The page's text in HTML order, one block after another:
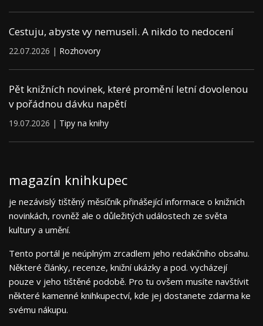
Cestuju, abyste vy nemuseli. A nikdo to nedocení
22.07.2026 | Rozhovory
Pět knižních novinek, které promění letní dovolenou
v pořádnou dávku napětí
19.07.2026 | Tipy na knihy
magazín knihkupec
je nezávislý tištěný měsíčník přinášející informace o knižních
novinkách, rovněž ale o důležitých událostech ze světa
kultury a umění.
Tento portál je neúplným zrcadlem jeho redakčního obsahu.
Některé články, recenze, knižní ukázky a pod. vycházejí
pouze v jeho tištěné podobě. Pro tu ovšem musíte navštívit
některé kamenné knihkupectví, kde jej dostanete zdarma ke
svému nákupu.